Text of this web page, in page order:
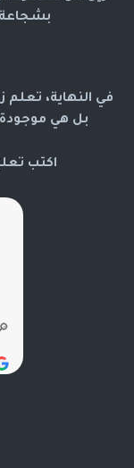
بشجاعة
في النهاية، تعلم
بل هي موجودة
اكتب